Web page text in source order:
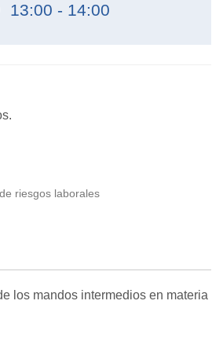
13:00 - 14:00
riesgos laborales
los mandos intermedios en materia